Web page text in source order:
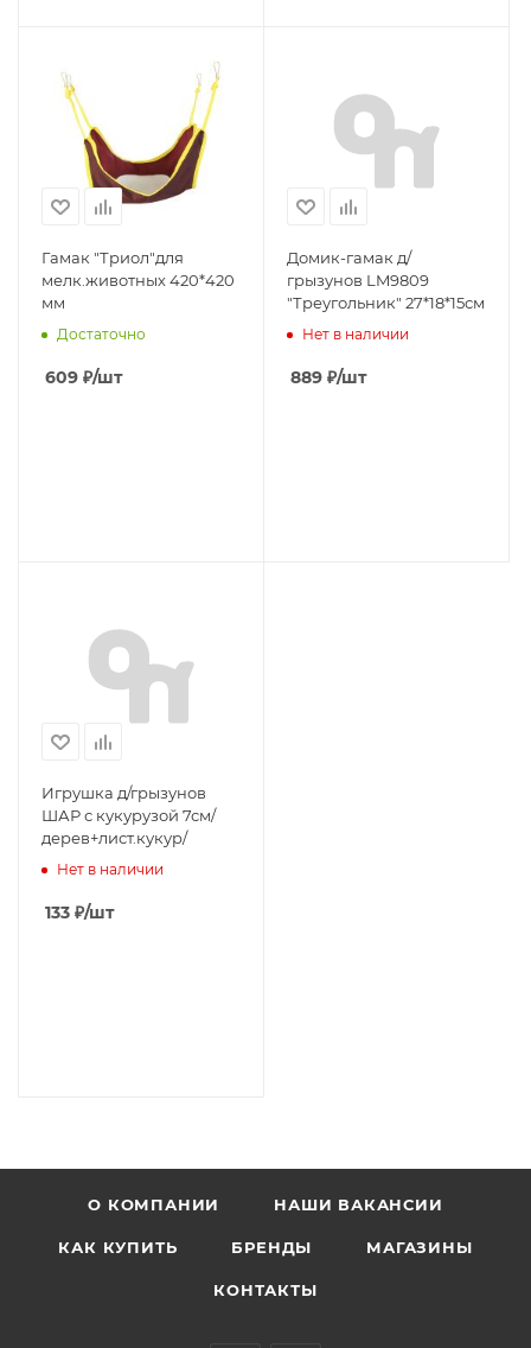
Гамак "Триол"для
мелк.животных 420*420
мм
Достаточно
609 ₽/шт
Домик-гамак д/
грызунов LM9809
"Треугольник" 27*18*15см
Нет в наличии
889 ₽/шт
Игрушка д/грызунов
ШАР с кукурузой 7см/
дерев+лист.кукур/
Нет в наличии
133 ₽/шт
О КОМПАНИИ НАШИ ВАКАНСИИ
КАК КУПИТЬ БРЕНДЫ МАГАЗИНЫ
КОНТАКТЫ